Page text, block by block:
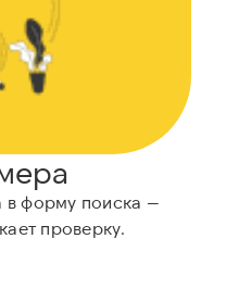
в форму поиска —
проверку.